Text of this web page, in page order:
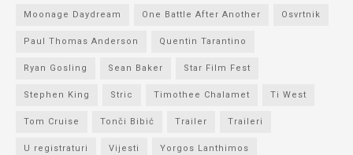
Moonage Daydream One Battle After Another Osvrtnik
Paul Thomas Anderson Quentin Tarantino
Ryan Gosling Sean Baker Star Film Fest
Stephen King Stric Timothee Chalamet Ti West
Tom Cruise Tonči Bibić Trailer Traileri
U registraturi Vijesti Yorgos Lanthimos